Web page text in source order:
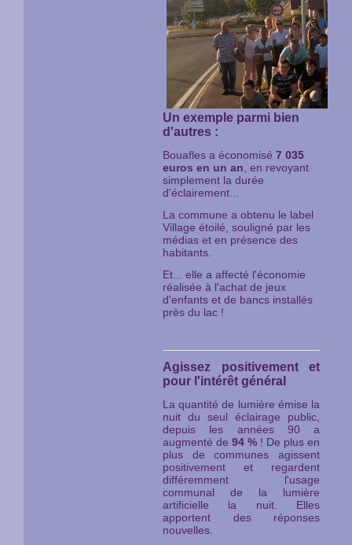
Un exemple parmi bien
d'autres :
Bouafles a économisé 7 035
euros en un an, en revoyant
simplement la durée
d'éclairement...
La commune a obtenu le label
Village étoilé, souligné par les
médias et en présence des
habitants.
Et... elle a affecté l'économie
réalisée à l'achat de jeux
d'enfants et de bancs installés
près du lac !
Agissez positivement et
pour l'intérêt général
La quantité de lumière émise la
nuit du seul éclairage public,
depuis les années 90 a
augmenté de 94 % ! De plus en
plus de communes agissent
positivement et regardent
différemment l'usage
communal de la lumière
artificielle la nuit. Elles
apportent des réponses
nouvelles.